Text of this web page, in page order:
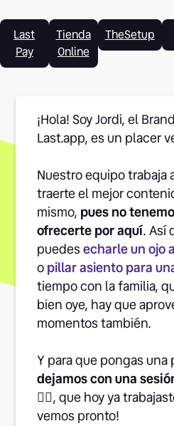
Last
Pay
Tienda
Online
TheSetup
¡Hola! Soy Jordi, el
Last.app, es un placer
Nuestro equipo trabaja
traerte el mejor
mismo, pues no
ofrecerte por aquí. Así
puedesecharle un ojo
opillar asiento para
tiempo con la familia,
bien oye, hay que
momentos también.
Y para que pongas una
dejamos con una
👉🏽, que hoy ya
vemos pronto!